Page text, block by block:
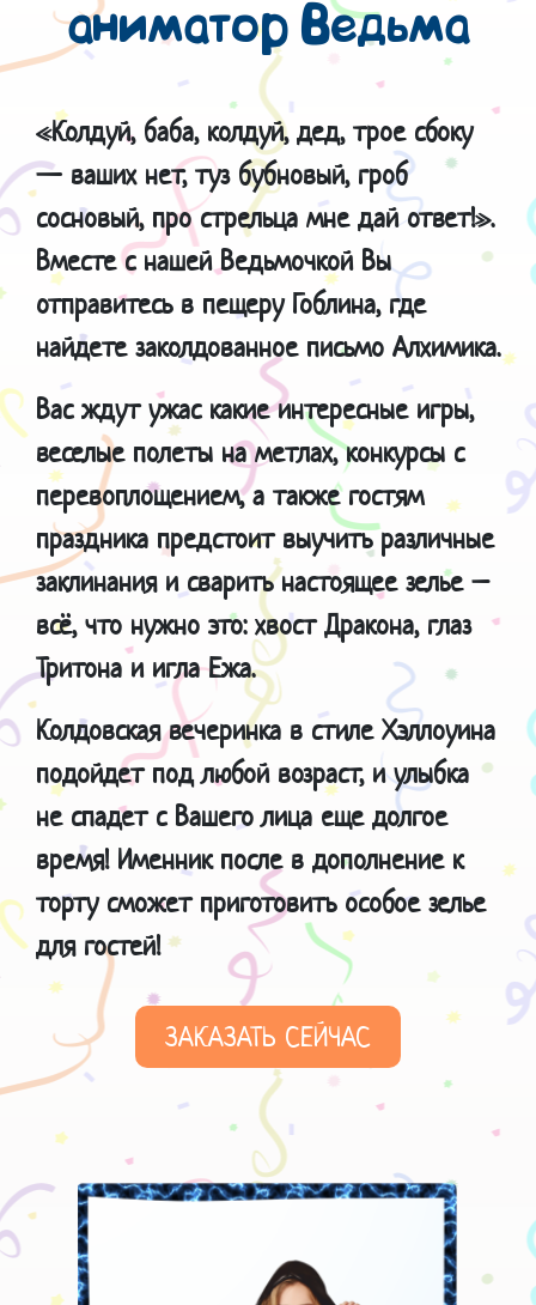
аниматор Ведьма
«Колдуй, баба, колдуй, дед, трое сбоку
— ваших нет, туз бубновый, гроб
сосновый, про стрельца мне дай ответ!».
Вместе с нашей Ведьмочкой Вы
отправитесь в пещеру Гоблина, где
найдете заколдованное письмо Алхимика.
Вас ждут ужас какие интересные игры,
веселые полеты на метлах, конкурсы с
перевоплощением, а также гостям
праздника предстоит выучить различные
заклинания и сварить настоящее зелье –
всё, что нужно это: хвост Дракона, глаз
Тритона и игла Ежа.
Колдовская вечеринка в стиле Хэллоуина
подойдет под любой возраст, и улыбка
не спадет с Вашего лица еще долгое
время! Именник после в дополнение к
торту сможет приготовить особое зелье
для гостей!
ЗАКАЗАТЬ СЕЙЧАС